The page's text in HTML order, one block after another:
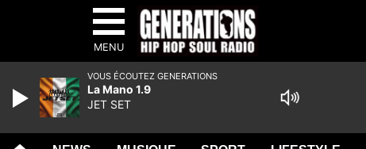
MENU
VOUS ÉCOUTEZ GENERATIONS
La Mano 1.9
JET SET